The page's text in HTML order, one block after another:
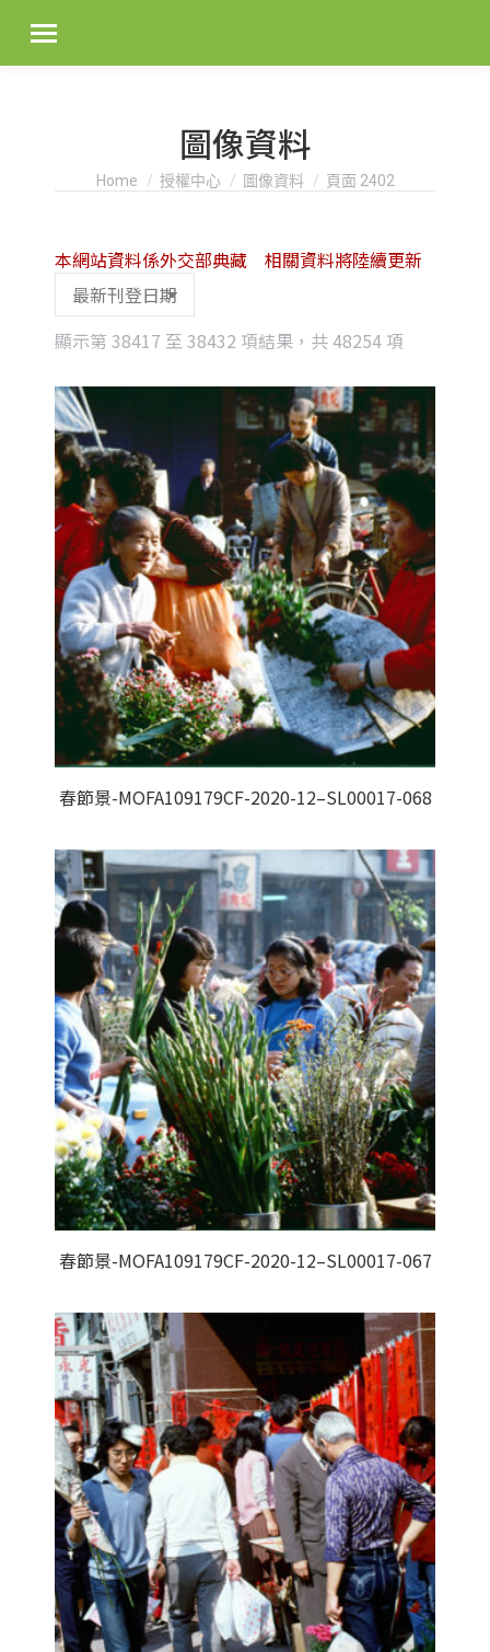
圖像資料
You are here:
Home 授權中心 圖像資料 頁面 2402
顯示第 38417 至 38432 項結果，共 48254 項
latest
本網站資料係外交部典藏 相關資料將陸續更新
春節景-MOFA109179CF-2020-12–SL00017-068
春節景-MOFA109179CF-2020-12–SL00017-067